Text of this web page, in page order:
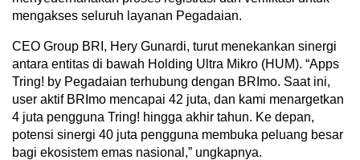
mengakses seluruh layanan Pegadaian.
CEO Group BRI, Hery Gunardi, turut menekankan sinergi
antara entitas di bawah Holding Ultra Mikro (HUM). “Apps
Tring! by Pegadaian terhubung dengan BRImo. Saat ini,
user aktif BRImo mencapai 42 juta, dan kami menargetkan
4 juta pengguna Tring! hingga akhir tahun. Ke depan,
potensi sinergi 40 juta pengguna membuka peluang besar
bagi ekosistem emas nasional,” ungkapnya.